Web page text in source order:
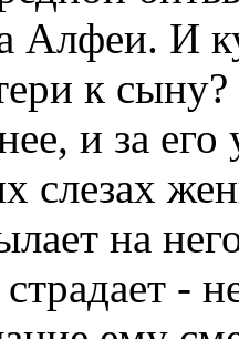
Алфеи. И
к сыну?
и за
слезах
на
-